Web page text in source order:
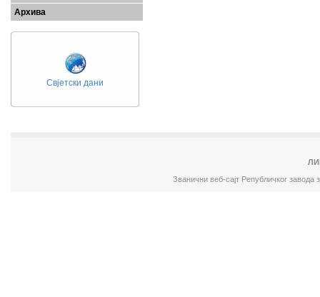
Архива
Свјетски дани
Званични веб-сајт Републичког